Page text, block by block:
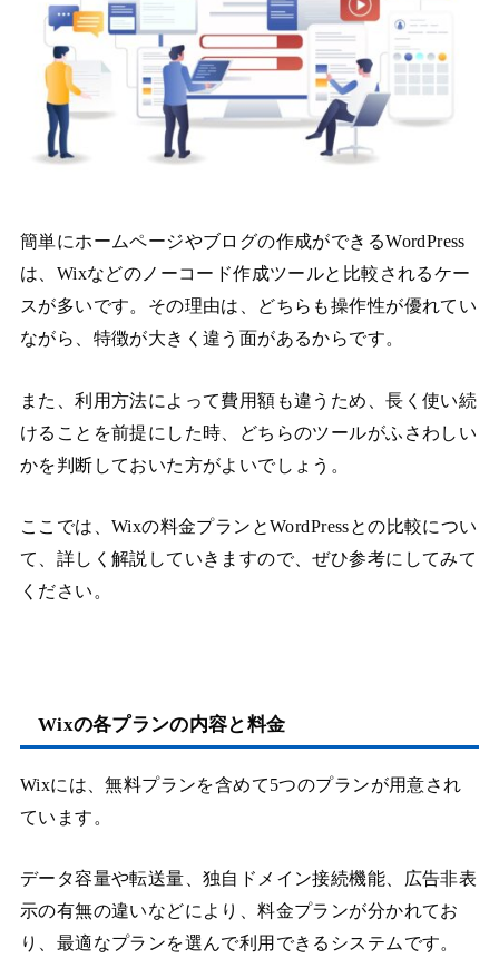
簡単にホームページやブログの作成ができるWordPress
は、Wixなどのノーコード作成ツールと比較されるケー
スが多いです。その理由は、どちらも操作性が優れてい
ながら、特徴が大きく違う面があるからです。
また、利用方法によって費用額も違うため、長く使い続
けることを前提にした時、どちらのツールがふさわしい
かを判断しておいた方がよいでしょう。
ここでは、Wixの料金プランとWordPressとの比較につい
て、詳しく解説していきますので、ぜひ参考にしてみて
ください。
Wixの各プランの内容と料金
Wixには、無料プランを含めて5つのプランが用意され
ています。
データ容量や転送量、独自ドメイン接続機能、広告非表
示の有無の違いなどにより、料金プランが分かれてお
り、最適なプランを選んで利用できるシステムです。